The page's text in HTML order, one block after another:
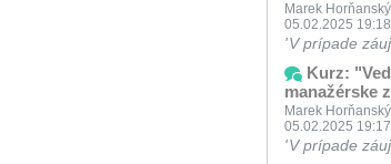
Marek
05.02.2025 19:18
V prípade
Kurz:
manažérske
Marek
05.02.2025 19:17
V prípade